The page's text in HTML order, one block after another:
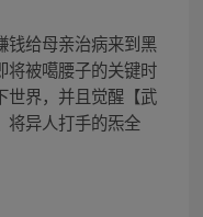
钱给母亲治病来到黑
将被噶腰子的关键时
世界，并且觉醒【武
将异人打手的炁全